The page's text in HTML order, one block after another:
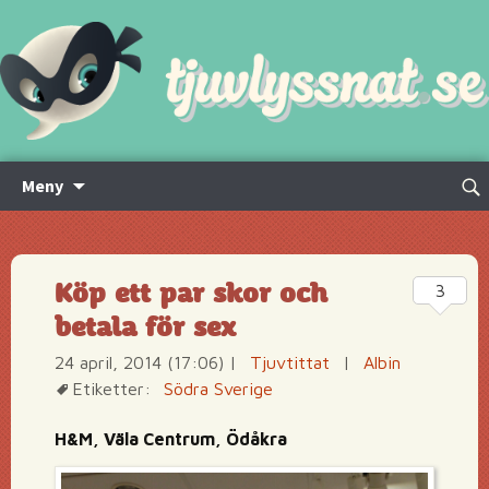
Meny
innehåll
Sök
Köp ett par skor och
betala för sex
24 april, 2014 (17:06) | Tjuvtittat |
Albin
Etiketter:
Södra Sverige
H&M, Väla Centrum, Ödåkra
3